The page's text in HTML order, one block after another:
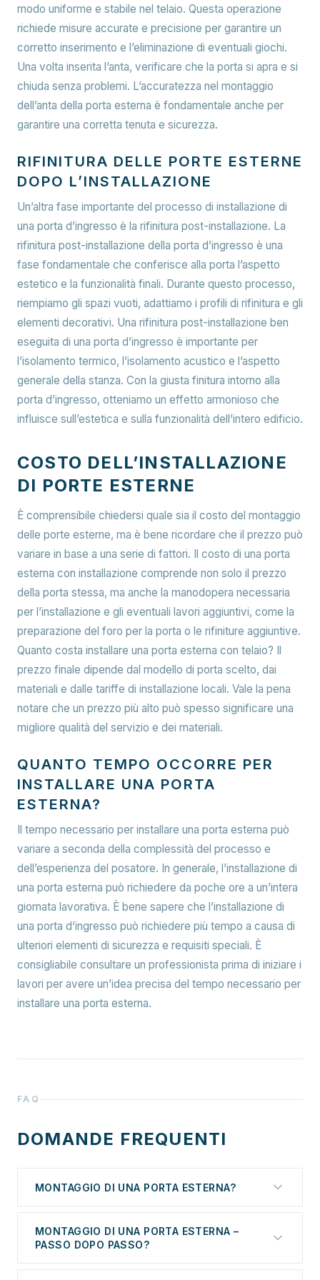
modo uniforme e stabile nel telaio. Questa operazione
richiede misure accurate e precisione per garantire un
corretto inserimento e l’eliminazione di eventuali giochi.
Una volta inserita l’anta, verificare che la porta si apra e si
chiuda senza problemi. L’accuratezza nel montaggio
dell’anta della porta esterna è fondamentale anche per
garantire una corretta tenuta e sicurezza.
RIFINITURA DELLE PORTE ESTERNE
DOPO L’INSTALLAZIONE
Un’altra fase importante del processo di installazione di
una porta d’ingresso è la rifinitura post-installazione. La
rifinitura post-installazione della porta d’ingresso è una
fase fondamentale che conferisce alla porta l’aspetto
estetico e la funzionalità finali. Durante questo processo,
riempiamo gli spazi vuoti, adattiamo i profili di rifinitura e gli
elementi decorativi. Una rifinitura post-installazione ben
eseguita di una porta d’ingresso è importante per
l’isolamento termico, l’isolamento acustico e l’aspetto
generale della stanza. Con la giusta finitura intorno alla
porta d’ingresso, otteniamo un effetto armonioso che
influisce sull’estetica e sulla funzionalità dell’intero edificio.
COSTO DELL’INSTALLAZIONE
DI PORTE ESTERNE
È comprensibile chiedersi quale sia il costo del montaggio
delle porte esterne, ma è bene ricordare che il prezzo può
variare in base a una serie di fattori. Il costo di una porta
esterna con installazione comprende non solo il prezzo
della porta stessa, ma anche la manodopera necessaria
per l’installazione e gli eventuali lavori aggiuntivi, come la
preparazione del foro per la porta o le rifiniture aggiuntive.
Quanto costa installare una porta esterna con telaio? Il
prezzo finale dipende dal modello di porta scelto, dai
materiali e dalle tariffe di installazione locali. Vale la pena
notare che un prezzo più alto può spesso significare una
migliore qualità del servizio e dei materiali.
QUANTO TEMPO OCCORRE PER
INSTALLARE UNA PORTA
ESTERNA?
Il tempo necessario per installare una porta esterna può
variare a seconda della complessità del processo e
dell’esperienza del posatore. In generale, l’installazione di
una porta esterna può richiedere da poche ore a un’intera
giornata lavorativa. È bene sapere che l’installazione di
una porta d’ingresso può richiedere più tempo a causa di
ulteriori elementi di sicurezza e requisiti speciali. È
consigliabile consultare un professionista prima di iniziare i
lavori per avere un’idea precisa del tempo necessario per
installare una porta esterna.
FAQ
DOMANDE FREQUENTI
MONTAGGIO DI UNA PORTA ESTERNA?
L’installazione delle porte è una fase estremamente
importante del processo di costruzione o
ristrutturazione. Una porta installata correttamente
non solo garantisce sicurezza, ma influisce anche
MONTAGGIO DI UNA PORTA ESTERNA –
PASSO DOPO PASSO?
L’installazione di una porta d’ingresso è un processo